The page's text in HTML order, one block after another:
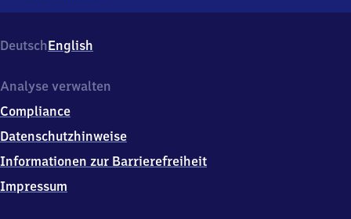
Vegesacker
Bahnhofsplatz
2
7
5
Bremen
DeutschEnglish
Analyse verwalten
Compliance
Datenschutzhinweise
Informationen zur Barrierefreiheit
Impressum